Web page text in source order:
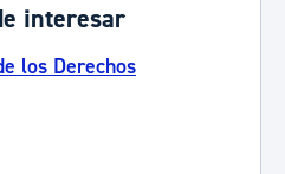
interesar
los Derechos